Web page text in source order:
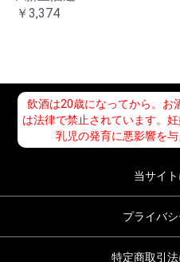
￥3,374
飲酒は20歳になってから。お
は法律で禁止されています。
乳児の発育に悪影響を与
当サイ
プライバ
特定商取引